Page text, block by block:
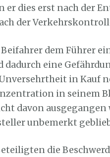
dies erst nach der
der
dem Führer
eine
in Kauf
in seinem
davon ausgegangen
unbemerkt
die